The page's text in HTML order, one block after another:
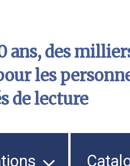
ans, des
les
de lecture